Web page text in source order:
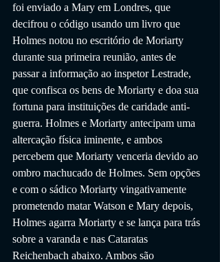
foi enviado a Mary em Londres, que
decifrou o código usando um livro que
Holmes notou no escritório de Moriarty
durante sua primeira reunião, antes de
passar a informação ao inspetor Lestrade,
que confisca os bens de Moriarty e doa sua
fortuna para instituições de caridade anti-
guerra. Holmes e Moriarty antecipam uma
altercação física iminente, e ambos
percebem que Moriarty venceria devido ao
ombro machucado de Holmes. Sem opções
e com o sádico Moriarty vingativamente
prometendo matar Watson e Mary depois,
Holmes agarra Moriarty e se lança para trás
sobre a varanda e nas Cataratas
Reichenbach abaixo. Ambos são